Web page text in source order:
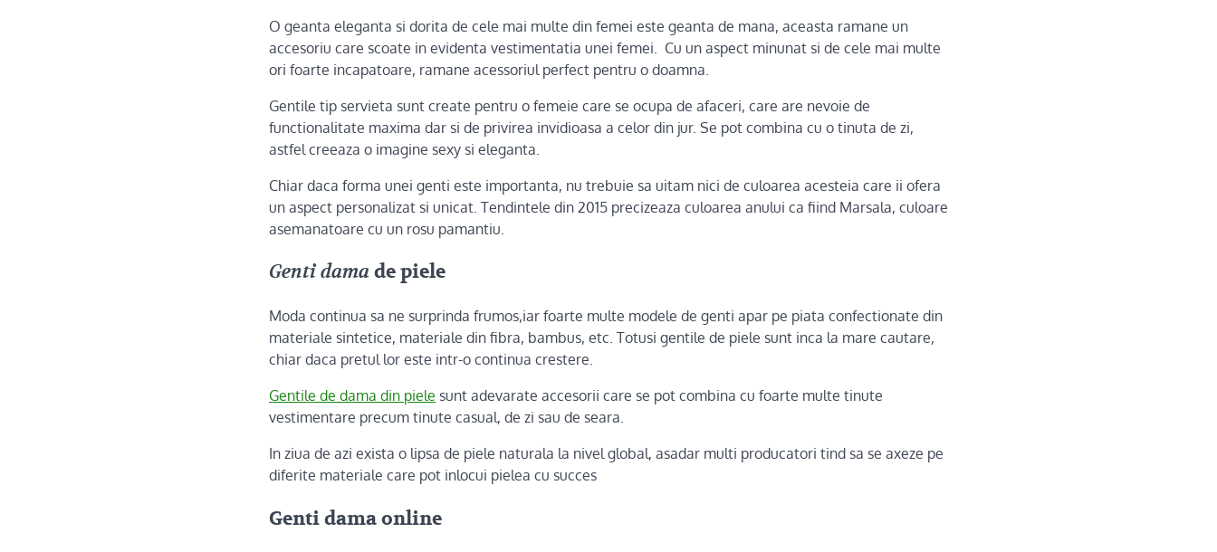
O geanta eleganta si dorita de cele mai multe din femei este geanta de mana, aceasta ramane un
accesoriu care scoate in evidenta vestimentatia unei femei. Cu un aspect minunat si de cele mai multe
ori foarte incapatoare, ramane acessoriul perfect pentru o doamna.
Gentile tip servieta sunt create pentru o femeie care se ocupa de afaceri, care are nevoie de
functionalitate maxima dar si de privirea invidioasa a celor din jur. Se pot combina cu o tinuta de zi,
astfel creeaza o imagine sexy si eleganta.
Chiar daca forma unei genti este importanta, nu trebuie sa uitam nici de culoarea acesteia care ii ofera
un aspect personalizat si unicat. Tendintele din 2015 precizeaza culoarea anului ca fiind Marsala, culoare
asemanatoare cu un rosu pamantiu.
Genti dama de piele
Moda continua sa ne surprinda frumos,iar foarte multe modele de genti apar pe piata confectionate din
materiale sintetice, materiale din fibra, bambus, etc. Totusi gentile de piele sunt inca la mare cautare,
chiar daca pretul lor este intr-o continua crestere.
Gentile de dama din piele sunt adevarate accesorii care se pot combina cu foarte multe tinute
vestimentare precum tinute casual, de zi sau de seara.
In ziua de azi exista o lipsa de piele naturala la nivel global, asadar multi producatori tind sa se axeze pe
diferite materiale care pot inlocui pielea cu succes
Genti damaonline